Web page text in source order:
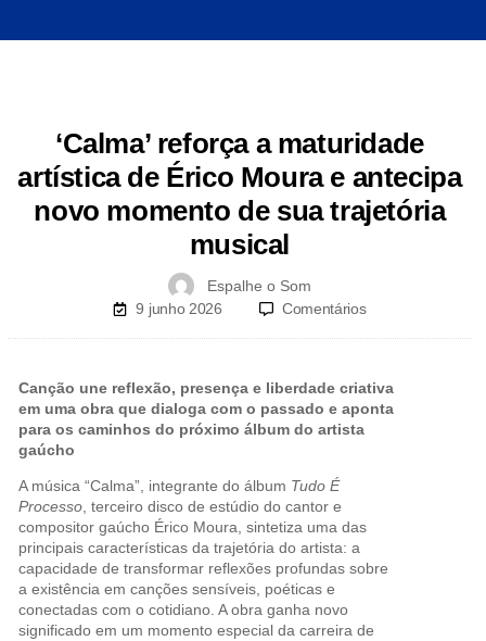
‘Calma’ reforça a maturidade
artística de Érico Moura e antecipa
novo momento de sua trajetória
musical
Espalhe o Som
9 junho 2026
Comentários
Canção une reflexão, presença e liberdade criativa
em uma obra que dialoga com o passado e aponta
para os caminhos do próximo álbum do artista
gaúcho
A música “Calma”, integrante do álbum Tudo É
Processo, terceiro disco de estúdio do cantor e
compositor gaúcho Érico Moura, sintetiza uma das
principais características da trajetória do artista: a
capacidade de transformar reflexões profundas sobre
a existência em canções sensíveis, poéticas e
conectadas com o cotidiano. A obra ganha novo
significado em um momento especial da carreira de